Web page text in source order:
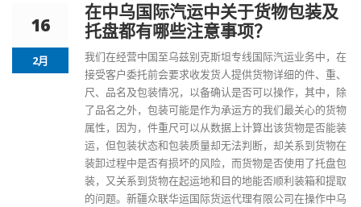
16
2月
在中乌国际汽运中关于货物包装及
托盘都有哪些注意事项？
我们在经营中国至乌兹别克斯坦专线国际汽运业务中，在
接受客户委托前会要求收发货人提供货物详细的件、重、
尺、品名及包装情况，以备确认是否可以操作，其中，除
了品名之外，包装可能是作为承运方的我们最关心的货物
属性，因为，件重尺可以从数据上计算出该货物是否能装
运，但包装状态和包装质量却无法判断，却关系到货物在
装卸过程中是否有损坏的风险，而货物是否使用了托盘包
装，又关系到货物在起运地和目的地能否顺利装箱和提取
的问题。 新疆众联华运国际货运代理有限公司在操作中乌